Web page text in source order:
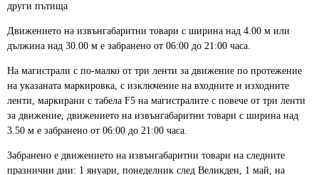
други пътища
Движението на извънгабаритни товари с ширина над 4.00 м или
дължина над 30.00 м е забранено от 06:00 до 21:00 часа.
На магистрали с по-малко от три ленти за движение по протежение
на указаната маркировка, с изключение на входните и изходните
ленти, маркирани с табела F5 на магистралите с повече от три ленти
за движение, движението на извънгабаритни товари с ширина над
3.50 м е забранено от 06:00 до 21:00 часа.
Забранено е движението на извънгабаритни товари на следните
празнични дни: 1 януари, понеделник след Великден, 1 май, на